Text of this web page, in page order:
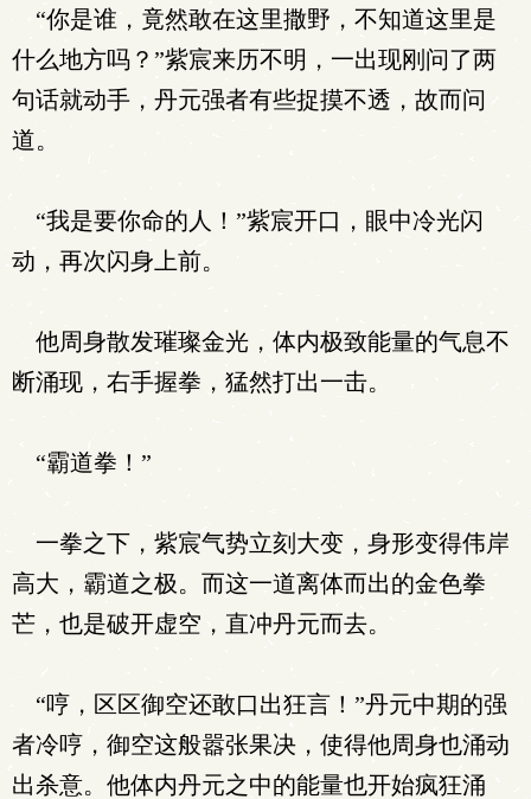
“你是谁，竟然敢在这里撒野，不知道这里是
什么地方吗？”紫宸来历不明，一出现刚问了两
句话就动手，丹元强者有些捉摸不透，故而问
道。
“我是要你命的人！”紫宸开口，眼中冷光闪
动，再次闪身上前。
他周身散发璀璨金光，体内极致能量的气息不
断涌现，右手握拳，猛然打出一击。
“霸道拳！”
一拳之下，紫宸气势立刻大变，身形变得伟岸
高大，霸道之极。而这一道离体而出的金色拳
芒，也是破开虚空，直冲丹元而去。
“哼，区区御空还敢口出狂言！”丹元中期的强
者冷哼，御空这般嚣张果决，使得他周身也涌动
出杀意。他体内丹元之中的能量也开始疯狂涌